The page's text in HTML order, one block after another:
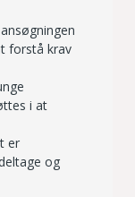
forstå krav
i at
er
og